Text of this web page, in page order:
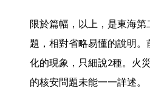
限於篇幅，以上，是東海第
題，相對省略易懂的說明
化的現象，只細說2種。火
的核安問題未能一一詳述。